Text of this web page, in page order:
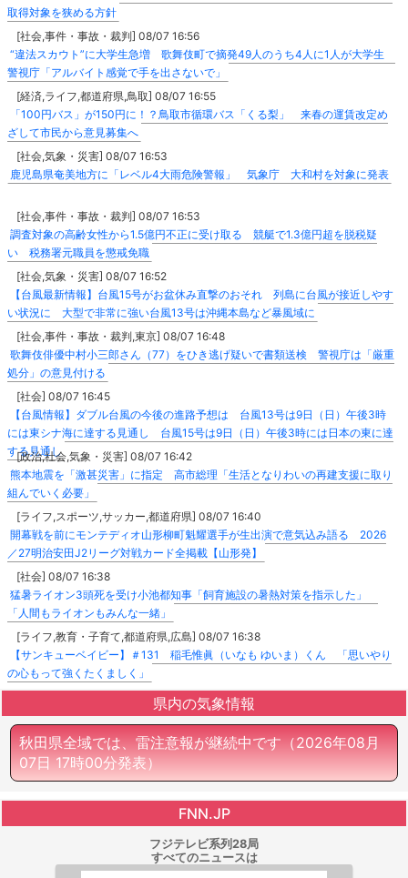
取得対象を狭める方針
[社会,事件・事故・裁判] 08/07 16:56
“違法スカウト”に大学生急増 歌舞伎町で摘発49人のうち4人に1人が大学生
警視庁「アルバイト感覚で手を出さないで」
[経済,ライフ,都道府県,鳥取] 08/07 16:55
「100円バス」が150円に！？鳥取市循環バス「くる梨」 来春の運賃改定め
ざして市民から意見募集へ
[社会,気象・災害] 08/07 16:53
鹿児島県奄美地方に「レベル4大雨危険警報」 気象庁 大和村を対象に発表
[社会,事件・事故・裁判] 08/07 16:53
調査対象の高齢女性から1.5億円不正に受け取る 競艇で1.3億円超を脱税疑
い 税務署元職員を懲戒免職
[社会,気象・災害] 08/07 16:52
【台風最新情報】台風15号がお盆休み直撃のおそれ 列島に台風が接近しやす
い状況に 大型で非常に強い台風13号は沖縄本島など暴風域に
[社会,事件・事故・裁判,東京] 08/07 16:48
歌舞伎俳優中村小三郎さん（77）をひき逃げ疑いで書類送検 警視庁は「厳重
処分」の意見付ける
[社会] 08/07 16:45
【台風情報】ダブル台風の今後の進路予想は 台風13号は9日（日）午後3時
には東シナ海に達する見通し 台風15号は9日（日）午後3時には日本の東に達
する見通し
[政治,社会,気象・災害] 08/07 16:42
熊本地震を「激甚災害」に指定 高市総理「生活となりわいの再建支援に取り
組んでいく必要」
[ライフ,スポーツ,サッカー,都道府県] 08/07 16:40
開幕戦を前にモンテディオ山形柳町魁耀選手が生出演で意気込み語る 2026
／27明治安田J2リーグ対戦カード全掲載【山形発】
[社会] 08/07 16:38
猛暑ライオン3頭死を受け小池都知事「飼育施設の暑熱対策を指示した」
「人間もライオンもみんな一緒」
[ライフ,教育・子育て,都道府県,広島] 08/07 16:38
【サンキューベイビー】＃131 稲毛惟眞（いなも ゆいま）くん 「思いやり
の心もって強くたくましく」
県内の気象情報
秋田県全域では、雷注意報が継続中です（2026年08月
07日 17時00分発表）
FNN.JP
フジテレビ系列28局
すべてのニュースは